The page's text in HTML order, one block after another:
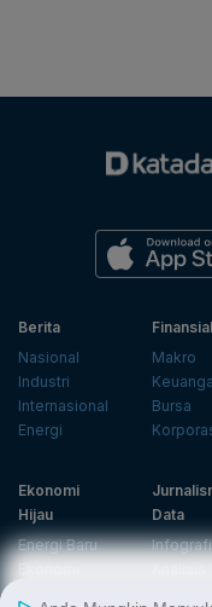
Berita
Nasional
Industri
Internasional
Energi
Finansial
Makro
Bursa
Ekonomi
Hijau
Energi Baru
Data